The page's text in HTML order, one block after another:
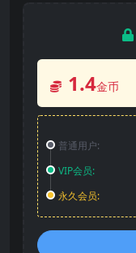
1.4金币
普通用户:
VIP会员:
永久会员: